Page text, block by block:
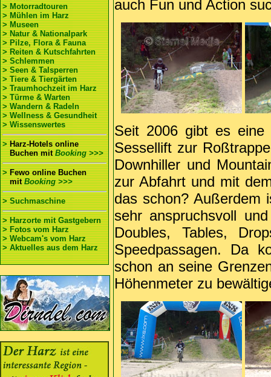
> Motorradtouren
> Mühlen im Harz
> Museen
> Natur & Nationalpark
> Pilze, Flora & Fauna
> Reiten & Kutschfahrten
> Schlemmen
> Seen & Talsperren
> Tiere & Tiergärten
> Traumhochzeit im Harz
> Türme & Warten
> Wandern & Radeln
> Wellness & Gesundheit
> Wissenswertes
>Harz-Hotels online
Buchen mit Booking >>>
>Fewo online Buchen
mitBooking >>>
> Suchmaschine
> Harzorte mit Gastgebern
> Fotos vom Harz
> Webcam's vom Harz
> Aktuelles aus dem Harz
auch Fun und Action
Seit 2006 gibt es eine
Sessellift zur
Downhiller und
zur Abfahrt und mit
das schon? Außerdem
sehr anspruchsvoll
Doubles, Tables,
Speedpassagen. Da
schon an seine
Höhenmeter zu